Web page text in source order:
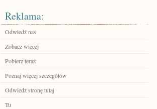
Reklama:
Odwiedź nas
Zobacz więcej
Pobierz teraz
Poznaj więcej szczegółów
Odwiedź stronę tutaj
Tu